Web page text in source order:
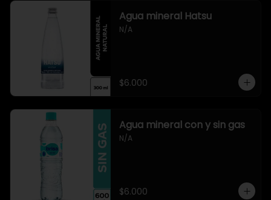
Agua mineral Hatsu
N/A
$6.000
Agua mineral con y sin gas
N/A
$6.000